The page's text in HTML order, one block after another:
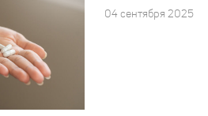
04 сентября 2025